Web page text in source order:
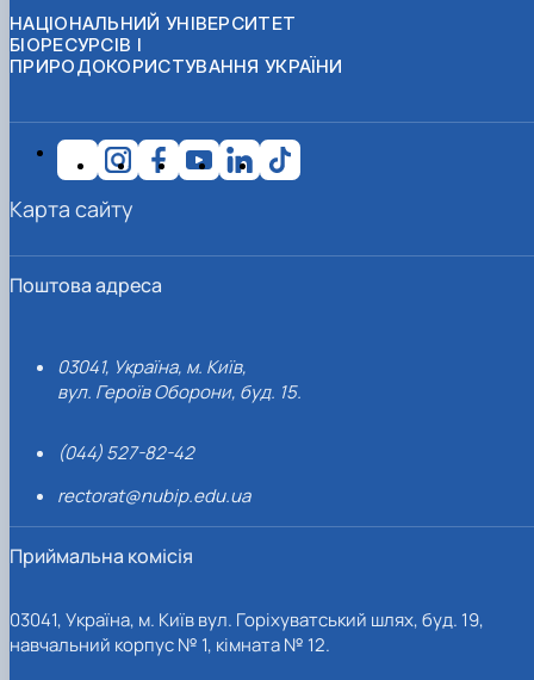
НАЦІОНАЛЬНИЙ УНІВЕРСИТЕТ
БІОРЕСУРСІВ І
ПРИРОДОКОРИСТУВАННЯ УКРАЇНИ
Поштова адреса
03041, Україна, м. Київ,
вул. Героїв Оборони, буд. 15.
(044) 527-82-42
rectorat@nubip.edu.ua
Приймальна комісія
03041, Україна, м. Київ вул. Горіхуватський шлях, буд. 19,
навчальний корпус № 1, кімната № 12.
Карта сайту